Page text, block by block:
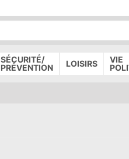
MENU
DE
PAGE
SÉCURITÉ/
PRÉVENTION
LOISIRS
VIE